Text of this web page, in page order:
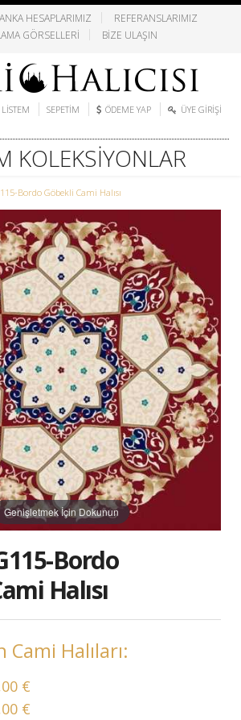
HESAPLARIMIZ
REFERANSLARIMIZ
GÖRSELLERI
BIZE ULAŞIN
SEPETIM ÖDEME YAP ÜYE GIRIŞI
KOLEKSIYONLAR
Bordo Göbekli Cami Halısı
Genişletmek İçin Dokunun
Bordo
Halısı
Halıları:
€
€